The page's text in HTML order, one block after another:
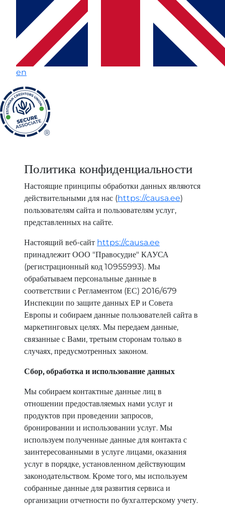
en
®
конфиденциальности
CAUSA
ÕIGUSBÜROO
Политика конфиденциальности
Настоящие принципы обработки данных являются
действительными для нас (https://causa.ee)
пользователям сайта и пользователям услуг,
представленных на сайте.
Настоящий веб-сайт https://causa.ee
принадлежит ООО "Правосудие" КАУСА
(регистрационный код 10955993). Мы
обрабатываем персональные данные в
соответствии с Регламентом (ЕС) 2016/679
Инспекции по защите данных ЕР и Совета
Европы и собираем данные пользователей сайта в
маркетинговых целях. Мы передаем данные,
связанные с Вами, третьим сторонам только в
случаях, предусмотренных законом.
Сбор, обработка и использование данных
Мы собираем контактные данные лиц в
отношении предоставляемых нами услуг и
продуктов при проведении запросов,
бронировании и использовании услуг. Мы
используем полученные данные для контакта с
заинтересованными в услуге лицами, оказания
услуг в порядке, установленном действующим
законодательством. Кроме того, мы используем
собранные данные для развития сервиса и
организации отчетности по бухгалтерскому учету.